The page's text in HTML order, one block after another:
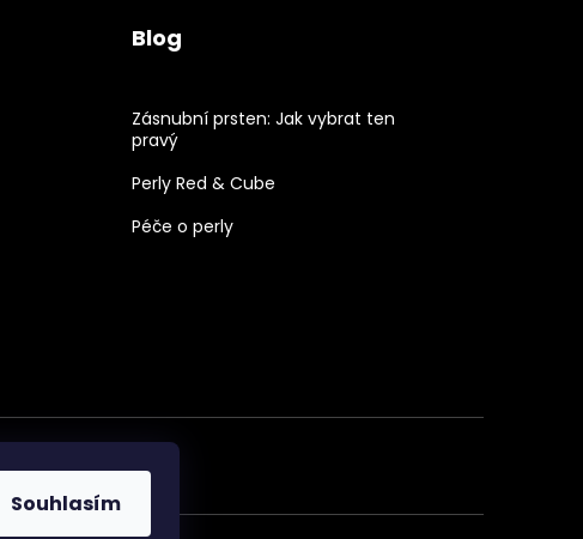
Souhlasím
Blog
Zásnubní prsten: Jak vybrat ten
pravý
Perly Red & Cube
Péče o perly